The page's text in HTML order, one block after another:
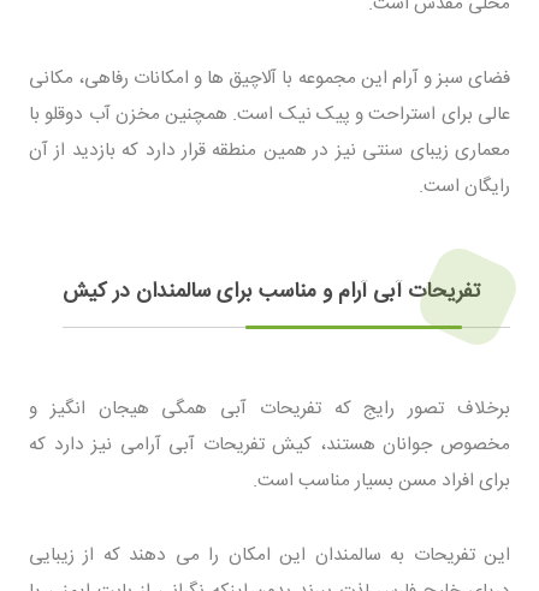
فضای سبز و آرام این مجموعه با آلاچیق ها و امکانات رفاهی، مکانی
عالی برای استراحت و پیک نیک است. همچنین مخزن آب دوقلو با
معماری زیبای سنتی نیز در همین منطقه قرار دارد که بازدید از آن
رایگان است.
تفریحات آبی آرام و مناسب برای سالمندان در کیش
برخلاف تصور رایج که تفریحات آبی همگی هیجان انگیز و
مخصوص جوانان هستند، کیش تفریحات آبی آرامی نیز دارد که
برای افراد مسن بسیار مناسب است.
این تفریحات به سالمندان این امکان را می دهند که از زیبایی